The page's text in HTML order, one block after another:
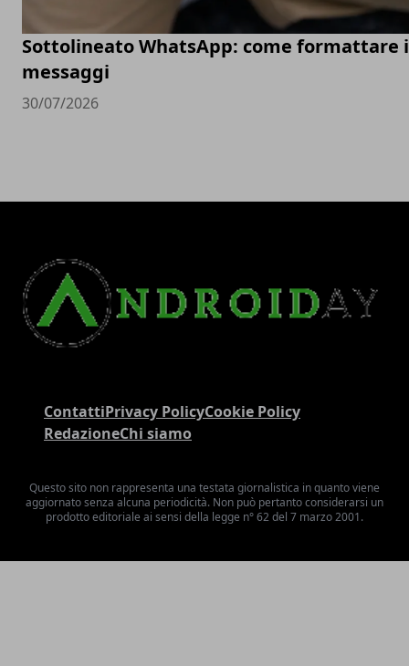
Sottolineato WhatsApp: come formattare i
messaggi
30/07/2026
ContattiPrivacy PolicyCookie Policy
RedazioneChi siamo
Questo sito non rappresenta una testata giornalistica in quanto viene
aggiornato senza alcuna periodicità. Non può pertanto considerarsi un
prodotto editoriale ai sensi della legge n° 62 del 7 marzo 2001.